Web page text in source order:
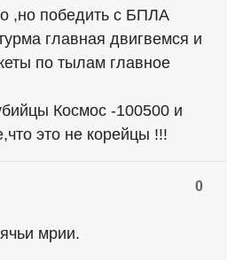
,но победить с БПЛА
главная двигвемся и
по тылам главное
Космос -100500 и
это не корейцы !!!
0
мрии.